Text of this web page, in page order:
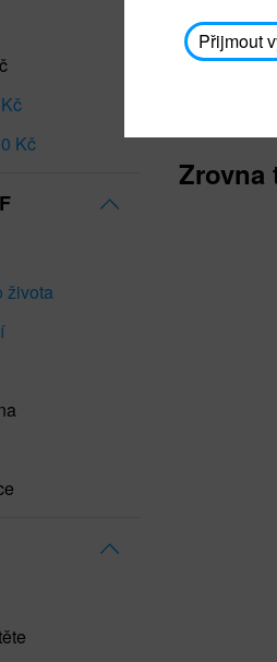
Kč
života
Zrovna
Přijmout